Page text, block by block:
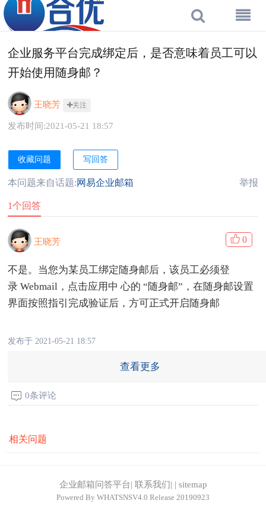
企业服务平台完成绑定后，是否意味着员工可以
开始使用随身邮？
王晓芳 关注
发布时间:2021-05-21 18:57
收藏问题 写回答
本问题来自话题:网易企业邮箱 举报
1个回答
王晓芳 0
不是。当您为某员工绑定随身邮后，该员工必须登
录 Webmail，点击应用中 心的 “随身邮”，在随身邮设置
界面按照指引完成验证后，方可正式开启随身邮
发布于 2021-05-21 18:57
查看更多
0条评论
相关问题
企业邮箱问答平台| 联系我们 | | sitemap
Powered By WHATSNSV4.0 Release 20190923